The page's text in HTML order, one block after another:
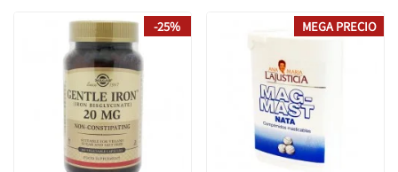
-25% MEGA PRECIO